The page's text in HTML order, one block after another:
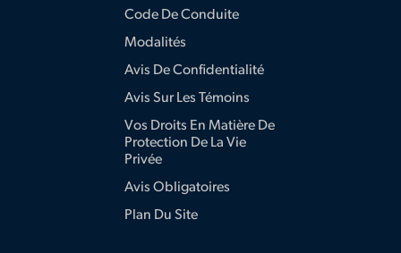
Code De Conduite
Modalités
Avis De Confidentialité
Avis Sur Les Témoins
Vos Droits En Matière De
Protection De La Vie
Privée
Avis Obligatoires
Plan Du Site